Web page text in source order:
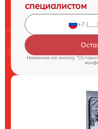
специалистом
Нажимая на кнопку